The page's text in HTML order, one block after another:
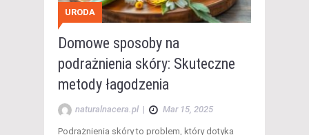
URODA
Domowe sposoby na
podrażnienia skóry: Skuteczne
metody łagodzenia
naturalnacera.pl | Mar 15, 2025
Podrażnienia skóry to problem, który dotyka